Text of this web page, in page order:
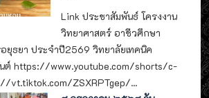
Link ประชาสัมพันธ์ โครงงาน
วิทยาศาสตร์ อาชีวศึกษา
ยุธยา ประจำปี2569 วิทยาลัยเทคนิค
ต์ https://www.youtube.com/shorts/c-
vt.tiktok.com/ZSXRPTgep/...